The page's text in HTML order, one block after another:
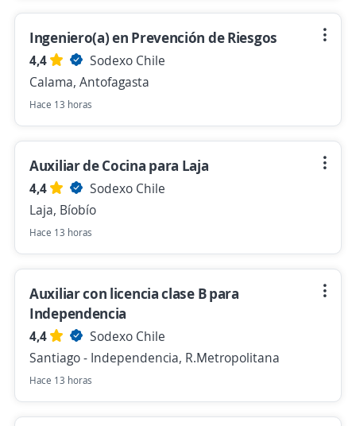
Ingeniero(a) en Prevención de Riesgos
4,4
Sodexo Chile
Calama, Antofagasta
Hace 13 horas
Auxiliar de Cocina para Laja
4,4
Sodexo Chile
Laja, Bíobío
Hace 13 horas
Auxiliar con licencia clase B para
Independencia
4,4
Sodexo Chile
Santiago - Independencia, R.Metropolitana
Hace 13 horas